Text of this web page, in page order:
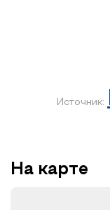
Источник:
На карте